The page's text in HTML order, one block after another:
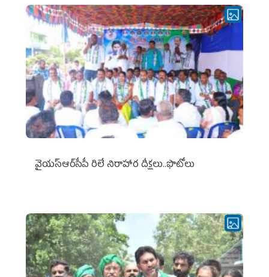
వైయ‌స్ఆర్‌సీపీ రిలే నిరాహార దీక్షలు..ఫొటోలు